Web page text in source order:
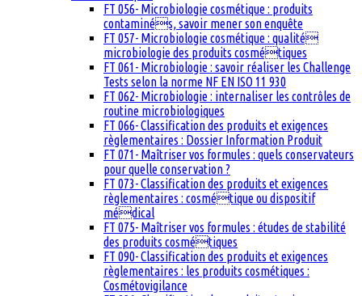
FT 056- Microbiologie cosmétique : produits
contaminés, savoir mener son enquête
FT 057- Microbiologie cosmétique : qualité
microbiologie des produits cosmétiques
FT 061- Microbiologie : savoir réaliser les Challenge
Tests selon la norme NF EN ISO 11 930
FT 062- Microbiologie : internaliser les contrôles de
routine microbiologiques
FT 066- Classification des produits et exigences
règlementaires : Dossier Information Produit
FT 071- Maîtriser vos formules : quels conservateurs
pour quelle conservation ?
FT 073- Classification des produits et exigences
règlementaires : cosmétique ou dispositif
médical
FT 075- Maîtriser vos formules : études de stabilité
des produits cosmétiques
FT 090- Classification des produits et exigences
règlementaires : les produits cosmétiques :
Cosmétovigilance